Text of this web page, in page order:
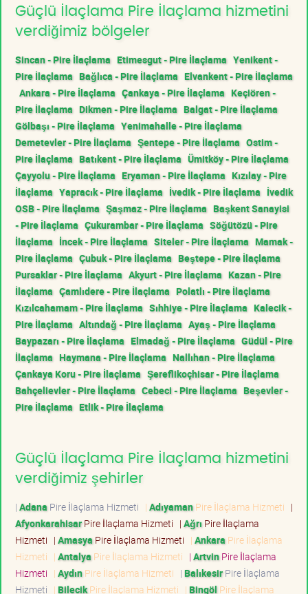
Güçlü İlaçlama Pire İlaçlama hizmetini
verdiğimiz bölgeler
Sincan - Pire İlaçlama Etimesgut - Pire İlaçlama Yenikent -
Pire İlaçlama Bağlıca - Pire İlaçlama Elvankent - Pire İlaçlama
Ankara - Pire İlaçlama Çankaya - Pire İlaçlama Keçiören -
Pire İlaçlama Dikmen - Pire İlaçlama Balgat - Pire İlaçlama
Gölbaşı - Pire İlaçlama Yenimahalle - Pire İlaçlama
Demetevler - Pire İlaçlama Şentepe - Pire İlaçlama Ostim -
Pire İlaçlama Batıkent - Pire İlaçlama Ümitköy - Pire İlaçlama
Çayyolu - Pire İlaçlama Eryaman - Pire İlaçlama Kızılay - Pire
İlaçlama Yapracık - Pire İlaçlama İvedik - Pire İlaçlama İvedik
OSB - Pire İlaçlama Şaşmaz - Pire İlaçlama Başkent Sanayisi
- Pire İlaçlama Çukurambar - Pire İlaçlama Söğütözü - Pire
İlaçlama İncek - Pire İlaçlama Siteler - Pire İlaçlama Mamak -
Pire İlaçlama Çubuk - Pire İlaçlama Beştepe - Pire İlaçlama
Pursaklar - Pire İlaçlama Akyurt - Pire İlaçlama Kazan - Pire
İlaçlama Çamlıdere - Pire İlaçlama Polatlı - Pire İlaçlama
Kızılcahamam - Pire İlaçlama Sıhhiye - Pire İlaçlama Kalecik -
Pire İlaçlama Altındağ - Pire İlaçlama Ayaş - Pire İlaçlama
Baypazarı - Pire İlaçlama Elmadağ - Pire İlaçlama Güdül - Pire
İlaçlama Haymana - Pire İlaçlama Nallıhan - Pire İlaçlama
Çankaya Koru - Pire İlaçlama Şereflikoçhisar - Pire İlaçlama
Bahçelievler - Pire İlaçlama Cebeci - Pire İlaçlama Beşevler -
Pire İlaçlama Etlik - Pire İlaçlama
Güçlü İlaçlama Pire İlaçlama hizmetini
verdiğimiz şehirler
| Adana Pire İlaçlama Hizmeti | AdıyamanPire İlaçlama Hizmeti |
AfyonkarahisarPire İlaçlama Hizmeti | Ağrı Pire İlaçlama
Hizmeti | Amasya Pire İlaçlama Hizmeti | Ankara Pire İlaçlama
Hizmeti | Antalya Pire İlaçlama Hizmeti | ArtvinPire İlaçlama
Hizmeti | AydınPire İlaçlama Hizmeti | BalıkesirPire İlaçlama
Hizmeti | BilecikPire İlaçlama Hizmeti | Bingöl Pire İlaçlama